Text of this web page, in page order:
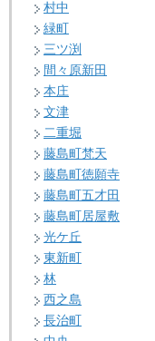
村中
緑町
三ツ渕
間々原新田
本庄
文津
二重堀
藤島町梵天
藤島町徳願寺
藤島町五才田
藤島町居屋敷
光ケ丘
東新町
林
西之島
長治町